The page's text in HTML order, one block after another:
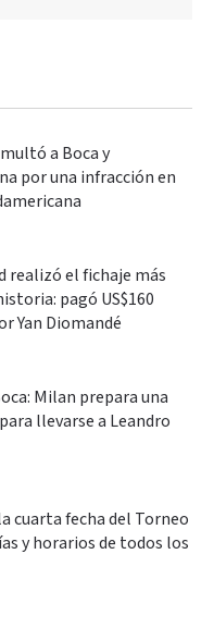
a Boca y
por una infracción en
realizó el fichaje más
pagó US$160
Yan Diomandé
Milan prepara una
llevarse a Leandro
cuarta fecha del Torneo
y horarios de todos los